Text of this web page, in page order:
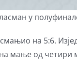
у
на 5:6.
мање од четири